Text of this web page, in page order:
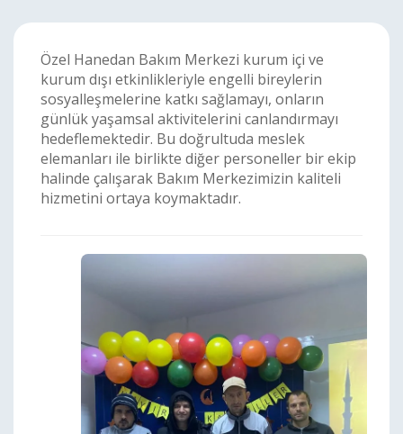
Özel Hanedan Bakım Merkezi kurum içi ve
kurum dışı etkinlikleriyle engelli bireylerin
sosyalleşmelerine katkı sağlamayı, onların
günlük yaşamsal aktivitelerini canlandırmayı
hedeflemektedir. Bu doğrultuda meslek
elemanları ile birlikte diğer personeller bir ekip
halinde çalışarak Bakım Merkezimizin kaliteli
hizmetini ortaya koymaktadır.